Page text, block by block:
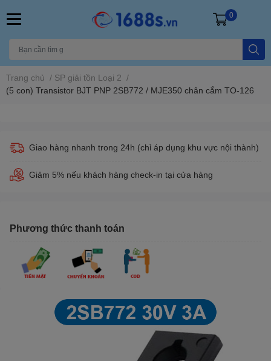
0
Trang chủ / SP giải tồn Loại 2 /
(5 con) Transistor BJT PNP 2SB772 / MJE350 chân cắm TO-126
Giao hàng nhanh trong 24h (chỉ áp dụng khu vực nội thành)
Giảm 5% nếu khách hàng check-in tại cửa hàng
Phương thức thanh toán